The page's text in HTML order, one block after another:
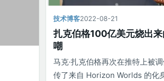
技术博客2022-08-21
扎克伯格100亿美元烧出
嘲
马克·扎克伯格再次在推特上被
传了来自 Horizon Worlds 的化